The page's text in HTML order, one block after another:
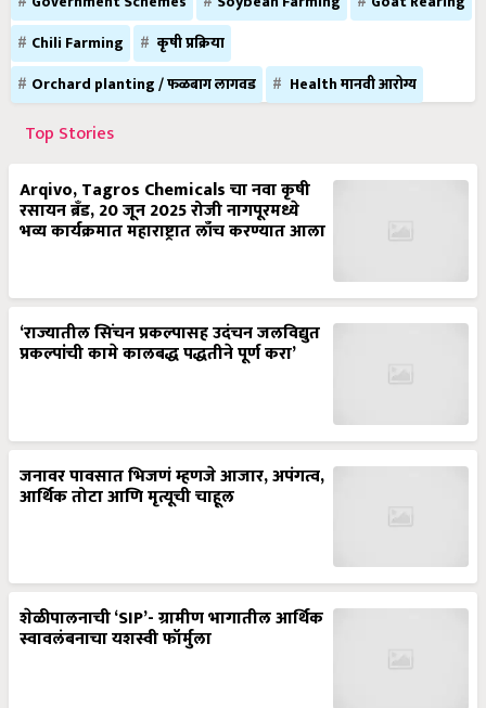
Chili Farming
कृषी प्रक्रिया
Orchard planting / फळबाग लागवड
Health मानवी आरोग्य
Top Stories
Arqivo, Tagros Chemicals चा नवा कृषी
रसायन ब्रँड, 20 जून 2025 रोजी नागपूरमध्ये
भव्य कार्यक्रमात महाराष्ट्रात लाँच करण्यात आला
‘राज्यातील सिंचन प्रकल्पासह उदंचन जलविद्युत
प्रकल्पांची कामे कालबद्ध पद्धतीने पूर्ण करा’
जनावर पावसात भिजणं म्हणजे आजार, अपंगत्व,
आर्थिक तोटा आणि मृत्यूची चाहूल
शेळीपालनाची ‘SIP’- ग्रामीण भागातील आर्थिक
स्वावलंबनाचा यशस्वी फॉर्मुला